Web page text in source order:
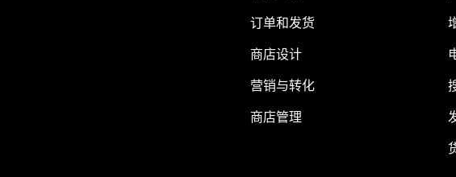
订单和发货
商店设计
营销与转化
商店管理